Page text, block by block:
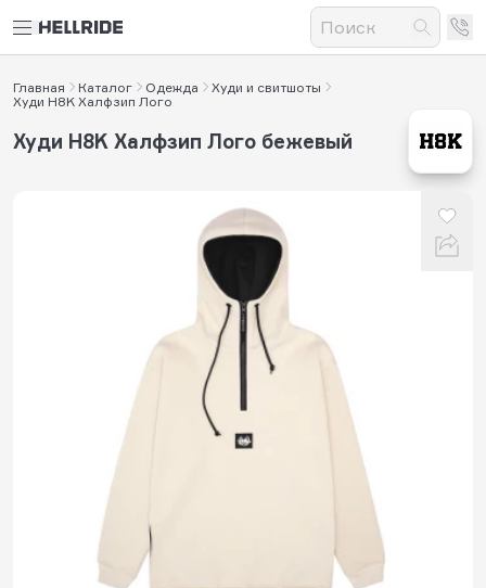
Главная Каталог Одежда
Худи и свитшоты
Худи H8K Халфзип Лого
Худи H8K Халфзип Лого бежевый